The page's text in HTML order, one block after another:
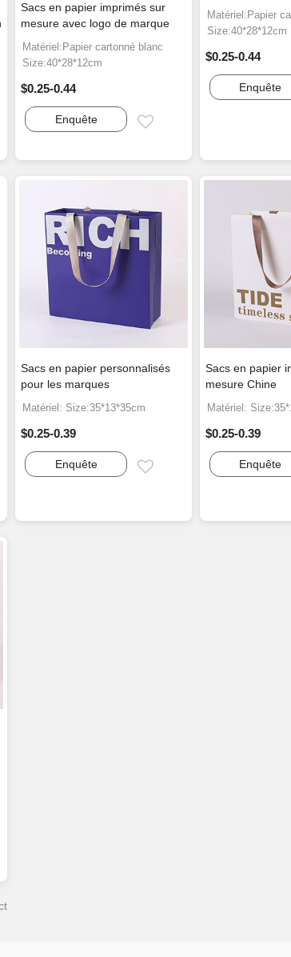
Sacs en papier imprimés sur
mesure avec logo de marque
Matériel:Papier cartonné blanc
Size:40*28*12cm
$0.25-0.44
Enquête
Matériel:Papier
Size:40*28*12cm
$0.25-0.44
Enquête
Sacs en papier personnalisés
pour les marques
Matériel: Size:35*13*35cm
$0.25-0.39
Enquête
Sacs en papier
mesure Chine
Matériel:
$0.25-0.39
Enquête